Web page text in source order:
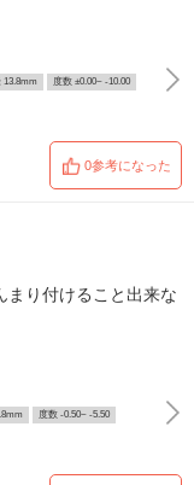
13.8mm 度数 ±0.00~ -10.00
0参考になった
まり付けること出来な
度数 -0.50~ -5.50